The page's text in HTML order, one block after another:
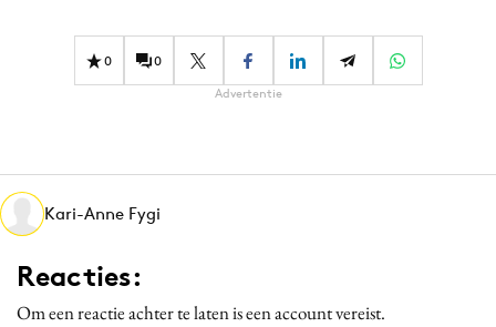
Diversiteit
Interne communicatie
Martech
Media
Merkstrategie
PR
0 0
Advertentie
Kari-Anne Fygi
Reacties:
Om een reactie achter te laten is een account vereist.